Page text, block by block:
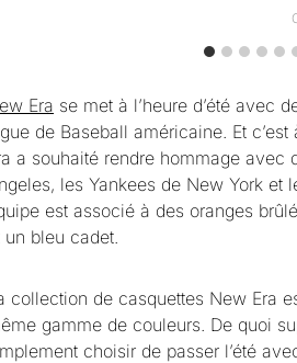
Era se met à l’heure d’été avec
de Baseball américaine. Et
a souhaité rendre hommage avec
les Yankees de New York et
est associé à des oranges
un bleu cadet.
collection de casquettes New Era
gamme de couleurs. De quoi
choisir de passer l’été